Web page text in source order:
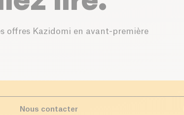
offres Kazidomi en avant-première
Nous contacter